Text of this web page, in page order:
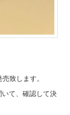
致します。
て、確認して決